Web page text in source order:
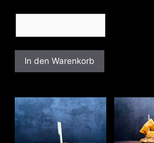
In den Warenkorb